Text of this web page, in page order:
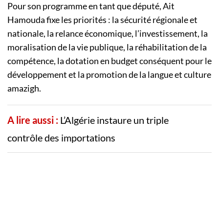
Pour son programme en tant que député, Ait
Hamouda fixe les priorités : la sécurité régionale et
nationale, la relance économique, l’investissement, la
moralisation de la vie publique, la réhabilitation de la
compétence, la dotation en budget conséquent pour le
développement et la promotion de la langue et culture
amazigh.
A lire aussi : L’Algérie instaure un triple
contrôle des importations